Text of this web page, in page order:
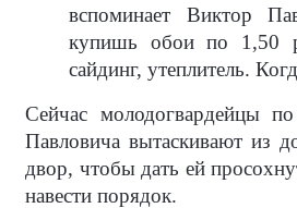
вспоминает Виктор
купишь обои по 1,50
сайдинг, утеплитель.
Сейчас молодогвардейцы
Павловича вытаскивают из
двор, чтобы дать ей
навести порядок.